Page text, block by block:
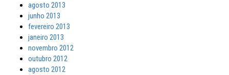
agosto 2013
junho 2013
fevereiro 2013
janeiro 2013
novembro 2012
outubro 2012
agosto 2012